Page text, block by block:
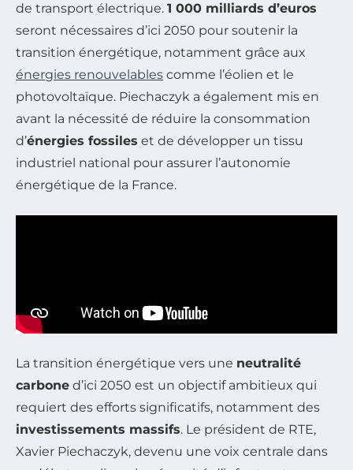
de transport électrique. 1 000 milliards d’euros
seront nécessaires d’ici 2050 pour soutenir la
transition énergétique, notamment grâce aux
énergies renouvelables comme l’éolien et le
photovoltaïque. Piechaczyk a également mis en
avant la nécessité de réduire la consommation
d’énergies fossiles et de développer un tissu
industriel national pour assurer l’autonomie
énergétique de la France.
La transition énergétique vers une neutralité
carbone d’ici 2050 est un objectif ambitieux qui
requiert des efforts significatifs, notamment des
investissements massifs. Le président de RTE,
Xavier Piechaczyk, devenu une voix centrale dans